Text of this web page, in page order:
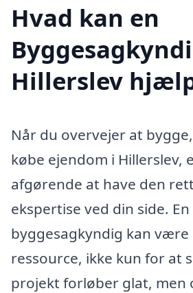
Hvad kan en
Hillerslev
Når du overvejer at
købe ejendom i Hillerslev,
afgørende at have den
ekspertise ved din side. En
byggesagkyndig kan
ressource, ikke kun for at
projekt forløber glat, men